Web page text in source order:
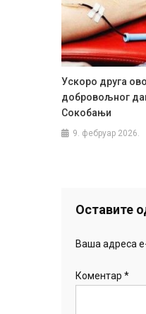
Ускоро друга
добровољног
Сокобањи
9. фебруар 2026.
Оставите
Ваша адреса
Коментар *